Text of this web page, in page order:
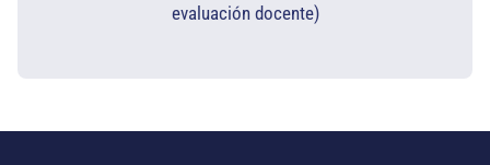
evaluación docente)​